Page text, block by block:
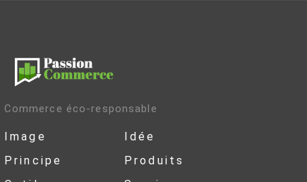
Commerce éco-responsable
Image
Principe
Idée
Produits